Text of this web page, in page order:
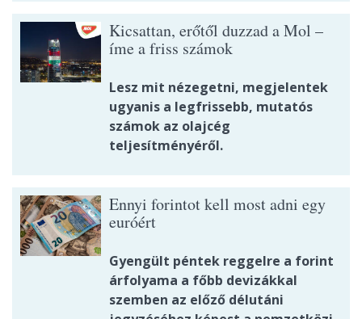
Kicsattan, erőtől duzzad a Mol –
íme a friss számok
Lesz mit nézegetni, megjelentek
ugyanis a legfrissebb, mutatós
számok az olajcég
teljesítményéről.
Ennyi forintot kell most adni egy
euróért
Gyengült péntek reggelre a forint
árfolyama a főbb devizákkal
szemben az előző délutáni